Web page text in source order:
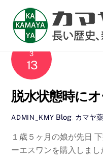
content
3
13
脱水状態時に
ADMIN_KMY Blog カマヤ
１歳５ヶ月の娘が先日
ーエスワンを購入しまし